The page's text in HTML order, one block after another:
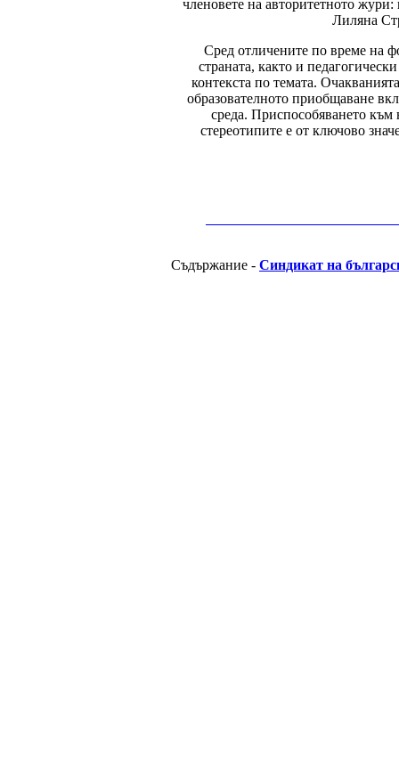
членовете на авторитетното
Лиляна
Сред отличените по време на
страната, както и
контекста по темата.
образователното приобщаване
среда. Приспособяването към
стереотипите е от ключово
Съдържание - Синдикат на